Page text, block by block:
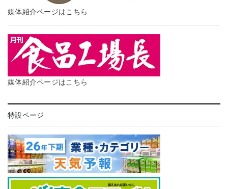
媒体紹介ページはこちら
媒体紹介ページはこちら
特設ページ